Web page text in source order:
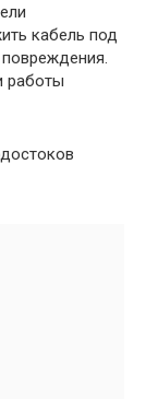
кабель под
работы